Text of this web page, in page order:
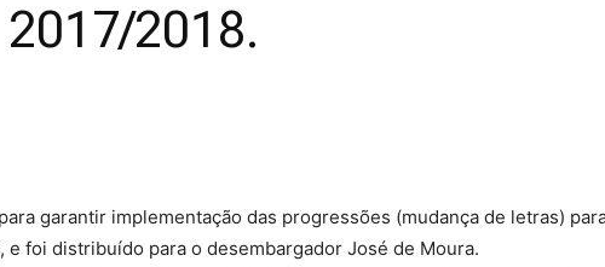
Militares
2017/2018.
garantir implementação das progressões (mudança de letras)
e foi distribuído para o desembargador José de Moura.